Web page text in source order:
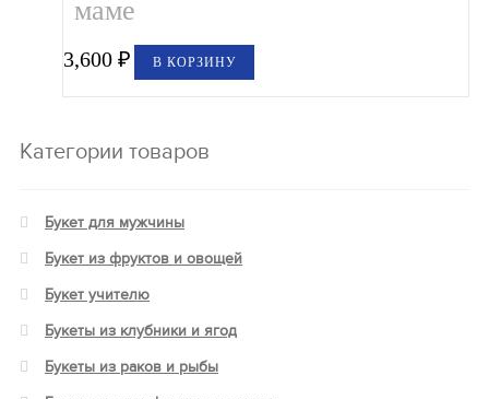
маме
3,600₽ В КОРЗИНУ
Категории товаров
Букет для мужчины
Букет из фруктов и овощей
Букет учителю
Букеты из клубники и ягод
Букеты из раков и рыбы